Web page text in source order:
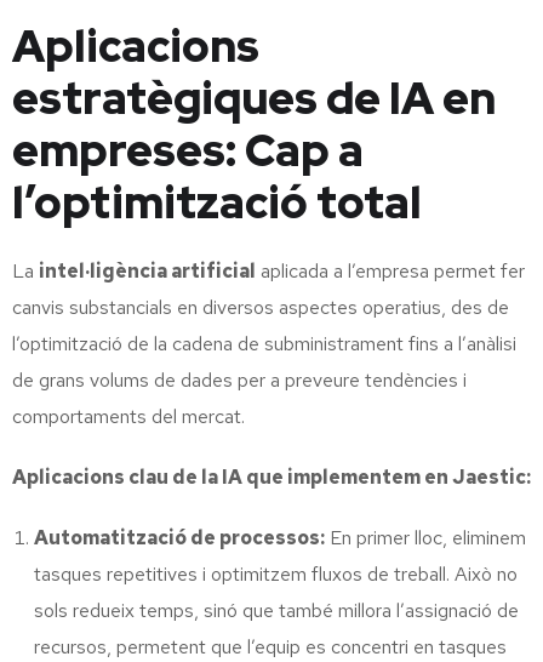
Aplicacions
estratègiques de IA en
empreses: Cap a
l’optimització total
La intel·ligència artificial aplicada a l’empresa permet fer
canvis substancials en diversos aspectes operatius, des de
l’optimització de la cadena de subministrament fins a l’anàlisi
de grans volums de dades per a preveure tendències i
comportaments del mercat.
Aplicacions clau de la IA que implementem en Jaestic:
Automatització de processos: En primer lloc, eliminem
tasques repetitives i optimitzem fluxos de treball. Això no
sols redueix temps, sinó que també millora l’assignació de
recursos, permetent que l’equip es concentri en tasques